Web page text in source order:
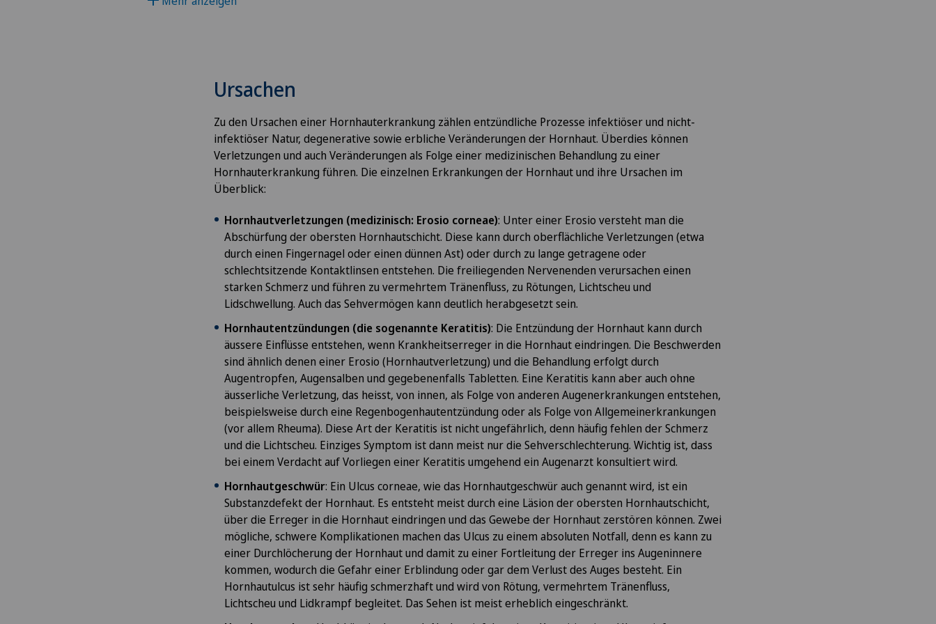
Alterspsychiatrie
Alterssichtigkeit (Presbyopie)
Angepasste körperliche Aktivität
Angiographie
Aortenchirurgie
Ästhetische und korrigierende
Dermatologie
Augenchirurgie
Augenentzündungen
Privatklinik Obach
Privatklinik Siloah
Rosenklinik Rapperswil
Schmerzklinik Basel
Spital Zofingen
TI
GR
JU
VD
NE
Ursachen
Zu den Ursachen einer Hornhauterkrankung zählen entzündliche Prozesse infektiöser und nicht-
infektiöser Natur, degenerative sowie erbliche Veränderungen der Hornhaut. Überdies können
Verletzungen und auch Veränderungen als Folge einer medizinischen Behandlung zu einer
Hornhauterkrankung führen. Die einzelnen Erkrankungen der Hornhaut und ihre Ursachen im
Überblick:
Hornhautverletzungen (medizinisch: Erosio corneae): Unter einer Erosio versteht man die
Abschürfung der obersten Hornhautschicht. Diese kann durch oberflächliche Verletzungen (etwa
durch einen Fingernagel oder einen dünnen Ast) oder durch zu lange getragene oder
schlechtsitzende Kontaktlinsen entstehen. Die freiliegenden Nervenenden verursachen einen
starken Schmerz und führen zu vermehrtem Tränenfluss, zu Rötungen, Lichtscheu und
Lidschwellung. Auch das Sehvermögen kann deutlich herabgesetzt sein.
Hornhautentzündungen (die sogenannte Keratitis): Die Entzündung der Hornhaut kann durch
äussere Einflüsse entstehen, wenn Krankheitserreger in die Hornhaut eindringen. Die Beschwerden
sind ähnlich denen einer Erosio (Hornhautverletzung) und die Behandlung erfolgt durch
Augentropfen, Augensalben und gegebenenfalls Tabletten. Eine Keratitis kann aber auch ohne
äusserliche Verletzung, das heisst, von innen, als Folge von anderen Augenerkrankungen entstehen,
beispielsweise durch eine Regenbogenhautentzündung oder als Folge von Allgemeinerkrankungen
(vor allem Rheuma). Diese Art der Keratitis ist nicht ungefährlich, denn häufig fehlen der Schmerz
und die Lichtscheu. Einziges Symptom ist dann meist nur die Sehverschlechterung. Wichtig ist, dass
bei einem Verdacht auf Vorliegen einer Keratitis umgehend ein Augenarzt konsultiert wird.
Hornhautgeschwür: Ein Ulcus corneae, wie das Hornhautgeschwür auch genannt wird, ist ein
Substanzdefekt der Hornhaut. Es entsteht meist durch eine Läsion der obersten Hornhautschicht,
über die Erreger in die Hornhaut eindringen und das Gewebe der Hornhaut zerstören können. Zwei
mögliche, schwere Komplikationen machen das Ulcus zu einem absoluten Notfall, denn es kann zu
einer Durchlöcherung der Hornhaut und damit zu einer Fortleitung der Erreger ins Augeninnere
kommen, wodurch die Gefahr einer Erblindung oder gar dem Verlust des Auges besteht. Ein
Hornhautulcus ist sehr häufig schmerzhaft und wird von Rötung, vermehrtem Tränenfluss,
Lichtscheu und Lidkrampf begleitet. Das Sehen ist meist erheblich eingeschränkt.